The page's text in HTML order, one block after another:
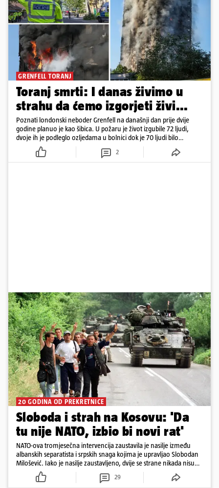
GRENFELL TORANJ
Toranj smrti: I danas živimo u
strahu da ćemo izgorjeti živi...
Poznati londonski neboder Grenfell na današnji dan prije dvije
godine planuo je kao šibica. U požaru je život izgubile 72 ljudi,
dvoje ih je podleglo ozljedama u bolnici dok je 70 ljudi bilo
ozlijeđeno
2
20 GODINA OD PREKRETNICE
Sloboda i strah na Kosovu: 'Da
tu nije NATO, izbio bi novi rat'
NATO-ova tromjesečna intervencija zaustavila je nasilje između
albanskih separatista i srpskih snaga kojima je upravljao Slobodan
Milošević. Iako je nasilje zaustavljeno, dvije se strane nikada nisu
pomirile u cijelosti
29